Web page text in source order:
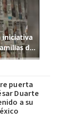
puerta
Duarte
a su